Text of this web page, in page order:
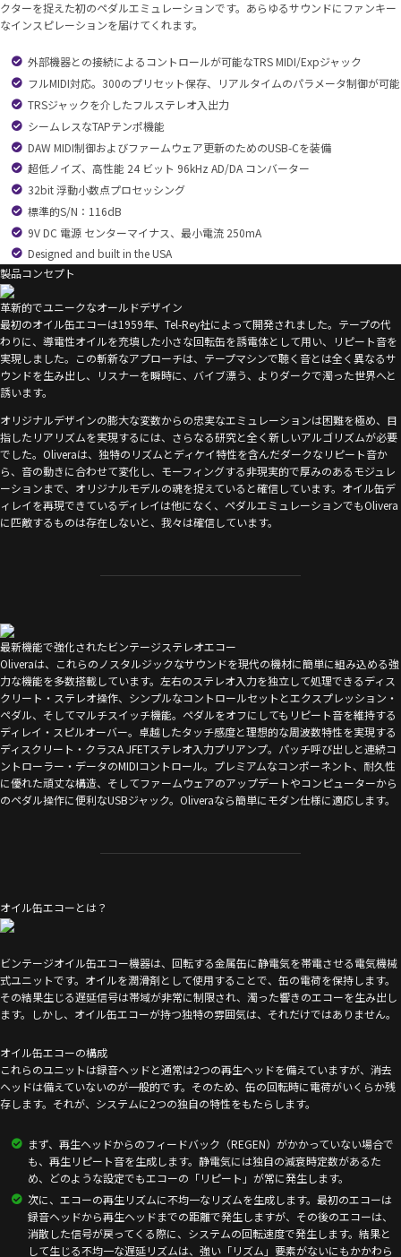
クターを捉えた初のペダルエミュレーションです。あらゆるサウンドにファンキー
なインスピレーションを届けてくれます。
外部機器との接続によるコントロールが可能なTRS MIDI/Expジャック
フルMIDI対応。300のプリセット保存、リアルタイムのパラメータ制御が可能
TRSジャックを介したフルステレオ入出力
シームレスなTAPテンポ機能
DAW MIDI制御およびファームウェア更新のためのUSB-Cを装備
超低ノイズ、高性能 24 ビット 96kHz AD/DA コンバーター
32bit 浮動小数点プロセッシング
標準的S/N：116dB
9V DC 電源 センターマイナス、最小電流 250mA
Designed and built in the USA
製品コンセプト
革新的でユニークなオールドデザイン
最初のオイル缶エコーは1959年、Tel-Rey社によって開発されました。テープの代
わりに、導電性オイルを充填した小さな回転缶を誘電体として用い、リピート音を
実現しました。この斬新なアプローチは、テープマシンで聴く音とは全く異なるサ
ウンドを生み出し、リスナーを瞬時に、バイブ漂う、よりダークで濁った世界へと
誘います。
オリジナルデザインの膨大な変数からの忠実なエミュレーションは困難を極め、目
指したリアリズムを実現するには、さらなる研究と全く新しいアルゴリズムが必要
でした。Oliveraは、独特のリズムとディケイ特性を含んだダークなリピート音か
ら、音の動きに合わせて変化し、モーフィングする非現実的で厚みのあるモジュレ
ーションまで、オリジナルモデルの魂を捉えていると確信しています。オイル缶デ
ィレイを再現できているディレイは他になく、ペダルエミュレーションでもOlivera
に匹敵するものは存在しないと、我々は確信しています。
最新機能で強化されたビンテージステレオエコー
Oliveraは、これらのノスタルジックなサウンドを現代の機材に簡単に組み込める強
力な機能を多数搭載しています。左右のステレオ入力を独立して処理できるディス
クリート・ステレオ操作、シンプルなコントロールセットとエクスプレッション・
ペダル、そしてマルチスイッチ機能。ペダルをオフにしてもリピート音を維持する
ディレイ・スピルオーバー。卓越したタッチ感度と理想的な周波数特性を実現する
ディスクリート・クラスA JFETステレオ入力プリアンプ。パッチ呼び出しと連続コ
ントローラー・データのMIDIコントロール。プレミアムなコンポーネント、耐久性
に優れた頑丈な構造、そしてファームウェアのアップデートやコンピューターから
のペダル操作に便利なUSBジャック。Oliveraなら簡単にモダン仕様に適応します。
オイル缶エコーとは？
ビンテージオイル缶エコー機器は、回転する金属缶に静電気を帯電させる電気機械
式ユニットです。オイルを潤滑剤として使用することで、缶の電荷を保持します。
その結果生じる遅延信号は帯域が非常に制限され、濁った響きのエコーを生み出し
ます。しかし、オイル缶エコーが持つ独特の雰囲気は、それだけではありません。
オイル缶エコーの構成
これらのユニットは録音ヘッドと通常は2つの再生ヘッドを備えていますが、消去
ヘッドは備えていないのが一般的です。そのため、缶の回転時に電荷がいくらか残
存します。それが、システムに2つの独自の特性をもたらします。
まず、再生ヘッドからのフィードバック（REGEN）がかかっていない場合で
も、再生リピート音を生成します。静電気には独自の減衰時定数があるた
め、どのような設定でもエコーの「リピート」が常に発生します。
次に、エコーの再生リズムに不均一なリズムを生成します。最初のエコーは
録音ヘッドから再生ヘッドまでの距離で発生しますが、その後のエコーは、
消散した信号が戻ってくる際に、システムの回転速度で発生します。結果と
して生じる不均一な遅延リズムは、強い「リズム」要素がないにもかかわら